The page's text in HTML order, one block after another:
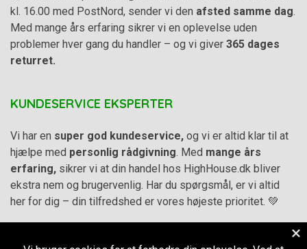
kl. 16.00 med PostNord, sender vi den afsted samme dag
Med mange års erfaring sikrer vi en oplevelse uden
problemer hver gang du handler – og vi giver 365 dages
returret.
KUNDESERVICE EKSPERTER
Vi har en super god kundeservice, og vi er altid klar til at
hjælpe med personlig rådgivning . Med mange års
erfaring, sikrer vi at din handel hos HighHouse.dk bliver
ekstra nem og brugervenlig. Har du spørgsmål, er vi altid
her for dig – din tilfredshed er vores højeste prioritet. 💚